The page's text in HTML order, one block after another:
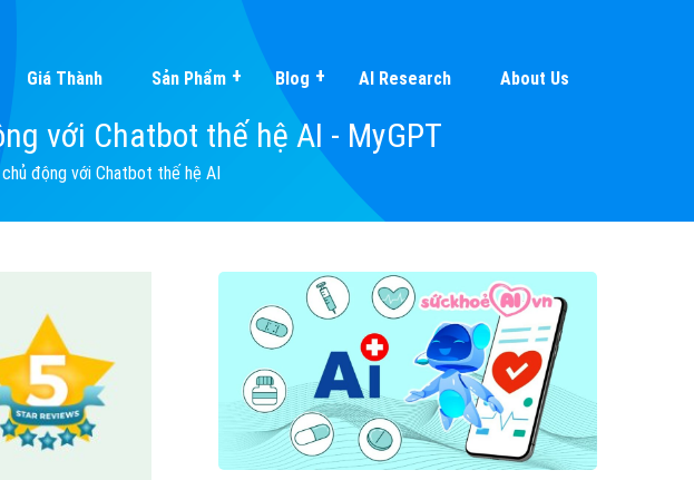
Giá Thành Sản Phẩm Blog AI Research About Us
với Chatbot thế hệ AI - MyGPT
chủ động với Chatbot thế hệ AI